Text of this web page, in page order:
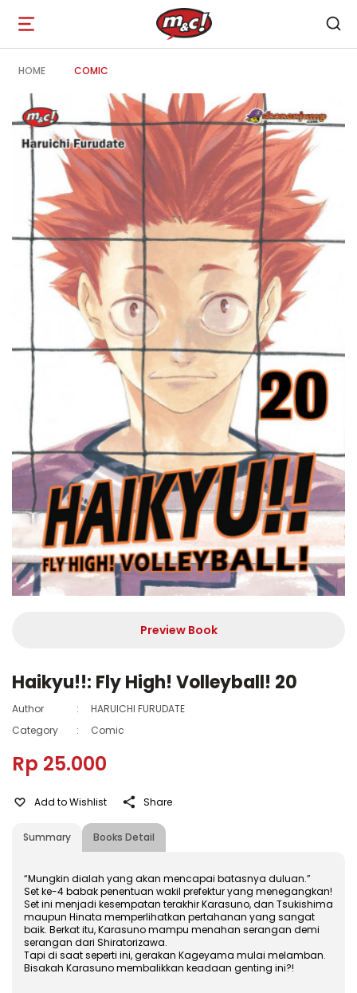
Open
navigation
HOME COMIC
Preview Book
Haikyu!!: Fly High! Volleyball! 20
Author :
HARUICHI FURUDATE
Category
: Comic
Rp 25.000
Summary Books Detail
Add to Wishlist Share
“Mungkin dialah yang akan mencapai batasnya duluan.”
Set ke-4 babak penentuan wakil prefektur yang menegangkan!
Set ini menjadi kesempatan terakhir Karasuno, dan Tsukishima
maupun Hinata memperlihatkan pertahanan yang sangat
baik. Berkat itu, Karasuno mampu menahan serangan demi
serangan dari Shiratorizawa.
Tapi di saat seperti ini, gerakan Kageyama mulai melamban.
Bisakah Karasuno membalikkan keadaan genting ini?!